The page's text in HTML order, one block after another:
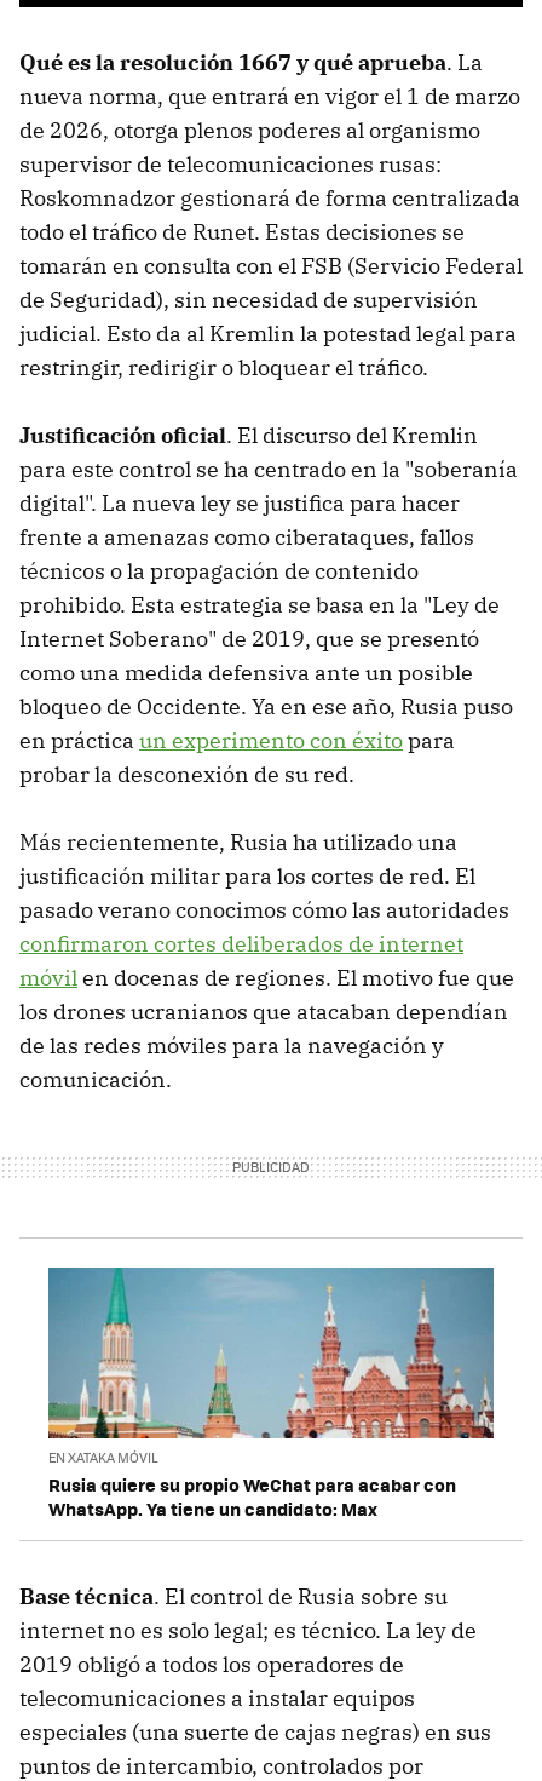
Qué es la resolución 1667 y qué aprueba. La
nueva norma, que entrará en vigor el 1 de marzo
de 2026, otorga plenos poderes al organismo
supervisor de telecomunicaciones rusas:
Roskomnadzor gestionará de forma centralizada
todo el tráfico de Runet. Estas decisiones se
tomarán en consulta con el FSB (Servicio Federal
de Seguridad), sin necesidad de supervisión
judicial. Esto da al Kremlin la potestad legal para
restringir, redirigir o bloquear el tráfico.
Justificación oficial. El discurso del Kremlin
para este control se ha centrado en la "soberanía
digital". La nueva ley se justifica para hacer
frente a amenazas como ciberataques, fallos
técnicos o la propagación de contenido
prohibido. Esta estrategia se basa en la "Ley de
Internet Soberano" de 2019, que se presentó
como una medida defensiva ante un posible
bloqueo de Occidente. Ya en ese año, Rusia puso
en práctica un experimento con éxitopara
probar la desconexión de su red.
Más recientemente, Rusia ha utilizado una
justificación militar para los cortes de red. El
pasado verano conocimos cómo las autoridades
confirmaron cortes deliberados de internet
móvilen docenas de regiones. El motivo fue que
los drones ucranianos que atacaban dependían
de las redes móviles para la navegación y
comunicación.
EN XATAKA MÓVIL
Rusia quiere su propio WeChat para acabar con
WhatsApp. Ya tiene un candidato: Max
Base técnica. El control de Rusia sobre su
internet no es solo legal; es técnico. La ley de
2019 obligó a todos los operadores de
telecomunicaciones a instalar equipos
especiales (una suerte de cajas negras) en sus
puntos de intercambio, controlados por